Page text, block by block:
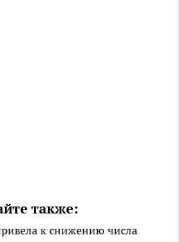
также:
к снижению числа